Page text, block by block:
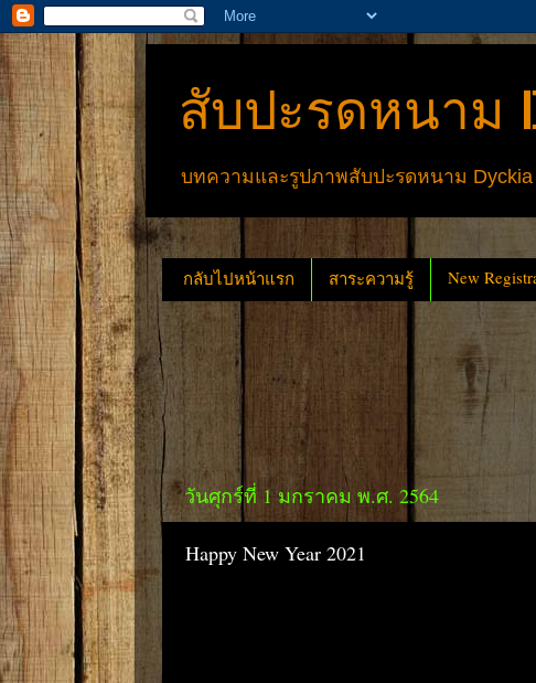
สับปะรดหนาม
บทความและรูปภาพสับปะรดหนาม Dyckia
กลับไปหน้าแรก สาระความรู้ New
วันศุกร์ที่ 1 มกราคม พ.ศ. 2564
Happy New Year 2021